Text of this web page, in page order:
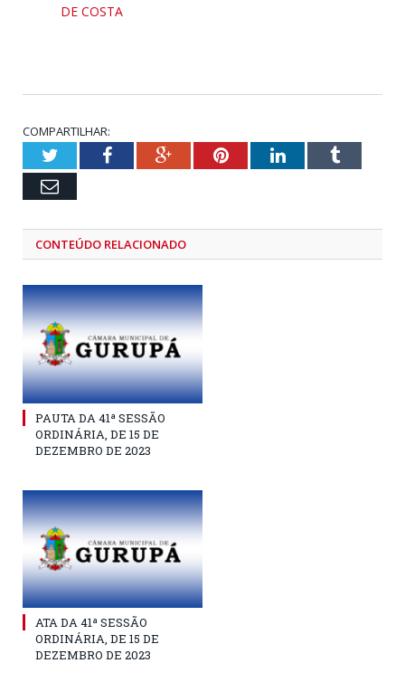
DE COSTA
COMPARTILHAR:
TwitterFacebookGoogle+PinterestLinkedInTumblr
Email
CONTEÚDO RELACIONADO
PAUTA DA 41ª SESSÃO
ORDINÁRIA, DE 15 DE
DEZEMBRO DE 2023
ATA DA 41ª SESSÃO
ORDINÁRIA, DE 15 DE
DEZEMBRO DE 2023